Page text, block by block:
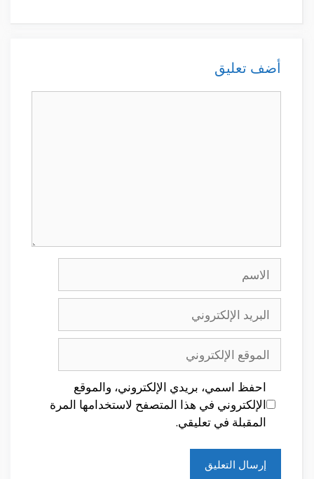
أضف تعليق
الاسم
البريد
الإلكتروني
الموقع
الإلكتروني
احفظ اسمي، بريدي الإلكتروني، والموقع
الإلكتروني في هذا المتصفح لاستخدامها المرة
المقبلة في تعليقي.